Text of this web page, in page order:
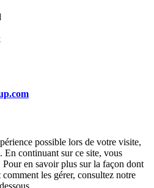
possible lors de votre visite,
En continuant sur ce site, vous
en savoir plus sur la façon dont
les gérer, consultez notre